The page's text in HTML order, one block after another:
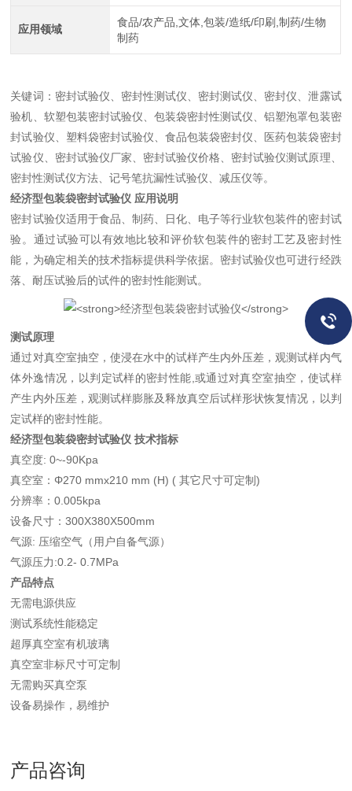
应用领域
食品/农产品,文体,包装/造纸/印刷,制药/生物
制药
关键词：密封试验仪、密封性测试仪、密封测试仪、密封仪、泄露试
验机、软塑包装密封试验仪、包装袋密封性测试仪、铝塑泡罩包装密
封试验仪、塑料袋密封试验仪、食品包装袋密封仪、医药包装袋密封
试验仪、密封试验仪厂家、密封试验仪价格、密封试验仪测试原理、
密封性测试仪方法、记号笔抗漏性试验仪、减压仪等。
经济型包装袋密封试验仪 应用说明
密封试验仪适用于食品、制药、日化、电子等行业软包装件的密封试
验。通过试验可以有效地比较和评价软包装件的密封工艺及密封性
能，为确定相关的技术指标提供科学依据。密封试验仪也可进行经跌
落、耐压试验后的试件的密封性能测试。
测试原理
通过对真空室抽空，使浸在水中的试样产生内外压差，观测试样内气
体外逸情况，以判定试样的密封性能,或通过对真空室抽空，使试样
产生内外压差，观测试样膨胀及释放真空后试样形状恢复情况，以判
定试样的密封性能。
经济型包装袋密封试验仪 技术指标
真空度: 0~-90Kpa
真空室：Φ270 mmx210 mm (H) ( 其它尺寸可定制)
分辨率：0.005kpa
设备尺寸：300X380X500mm
气源: 压缩空气（用户自备气源）
气源压力:0.2- 0.7MPa
产品特点
无需电源供应
测试系统性能稳定
超厚真空室有机玻璃
真空室非标尺寸可定制
无需购买真空泵
设备易操作，易维护
产品咨询